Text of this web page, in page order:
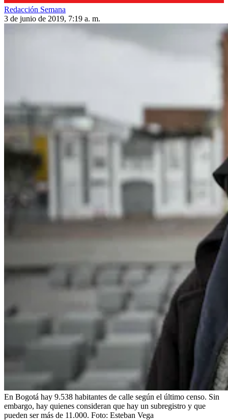
Redacción Semana
3 de junio de 2019, 7:19 a. m.
En Bogotá hay 9.538 habitantes de calle según el último censo. Sin
embargo, hay quienes consideran que hay un subregistro y que
pueden ser más de 11.000. Foto: Esteban Vega